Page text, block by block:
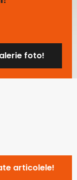
foto!
articolele!